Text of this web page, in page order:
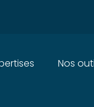
Nos